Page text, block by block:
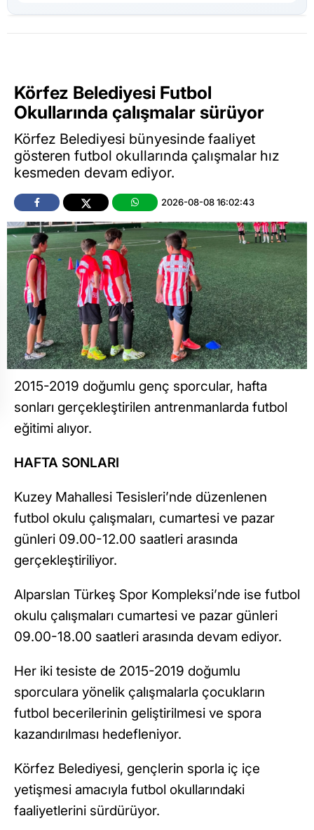
Körfez Belediyesi Futbol
Okullarında çalışmalar sürüyor
Körfez Belediyesi bünyesinde faaliyet
gösteren futbol okullarında çalışmalar hız
kesmeden devam ediyor.
2026-08-08 16:02:43
2015-2019 doğumlu genç sporcular, hafta
sonları gerçekleştirilen antrenmanlarda futbol
eğitimi alıyor.
HAFTA SONLARI
Kuzey Mahallesi Tesisleri’nde düzenlenen
futbol okulu çalışmaları, cumartesi ve pazar
günleri 09.00-12.00 saatleri arasında
gerçekleştiriliyor.
Alparslan Türkeş Spor Kompleksi’nde ise futbol
okulu çalışmaları cumartesi ve pazar günleri
09.00-18.00 saatleri arasında devam ediyor.
Her iki tesiste de 2015-2019 doğumlu
sporculara yönelik çalışmalarla çocukların
futbol becerilerinin geliştirilmesi ve spora
kazandırılması hedefleniyor.
Körfez Belediyesi, gençlerin sporla iç içe
yetişmesi amacıyla futbol okullarındaki
faaliyetlerini sürdürüyor.